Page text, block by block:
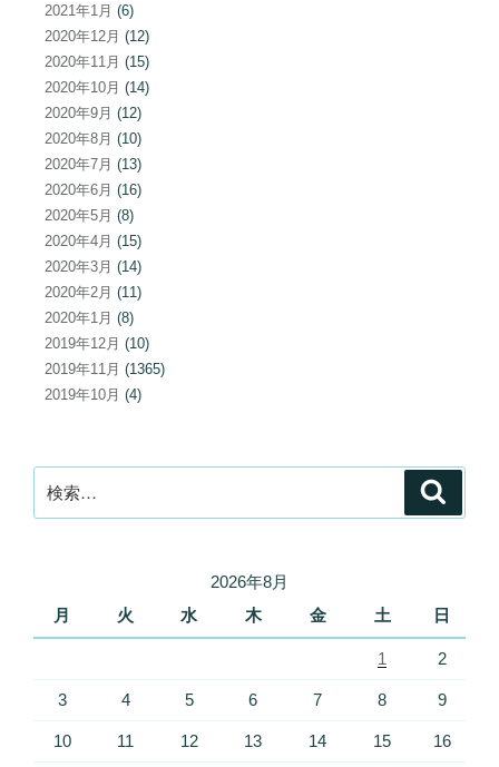
2021年1月 (6)
2020年12月 (12)
2020年11月 (15)
2020年10月 (14)
2020年9月 (12)
2020年8月 (10)
2020年7月 (13)
2020年6月 (16)
2020年5月 (8)
2020年4月 (15)
2020年3月 (14)
2020年2月 (11)
2020年1月 (8)
2019年12月 (10)
2019年11月 (1365)
2019年10月 (4)
索:
2026年8月
月
火 水 木 金 土 日
1 2
3 4 5 6 7 8 9
10 11 12 13 14 15 16